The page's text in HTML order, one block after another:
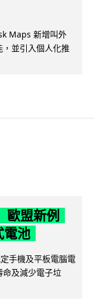
Maps 新增叫外
並引入個人化推
盟新例
電池
手機及平板電腦電
及減少電子垃